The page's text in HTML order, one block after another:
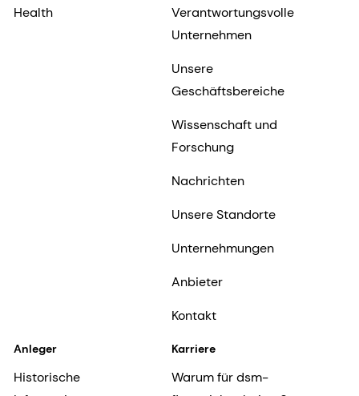
Health
Verantwortungsvolle
Unternehmen
Unsere
Geschäftsbereiche
Wissenschaft und
Forschung
Nachrichten
Unsere Standorte
Unternehmungen
Anbieter
Kontakt
Anleger
Historische
Karriere
Warum für dsm-